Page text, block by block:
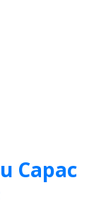
Capac